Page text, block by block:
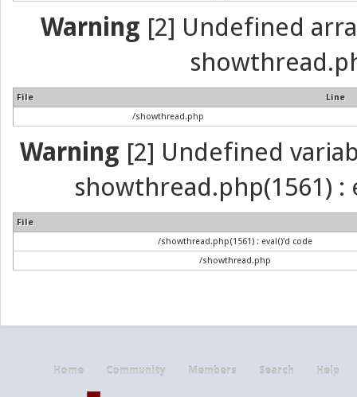
Warning [2] Undefined
File
Line
/showthread.php
Warning [2] Undefined
showthread.php(1561) :
File
/showthread.php(1561) : eval()'d code
/showthread.php
Home Community Members Search Help